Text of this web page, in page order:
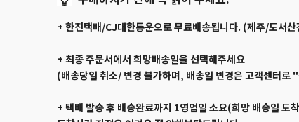
+ 한진택배/CJ대한통운으로 무료배송됩니다. (제주/도서산
+ 최종 주문서에서 희망배송일을 선택해주세요
(배송당일 취소/ 변경 불가하며, 배송일 변경은 고객센터로
+ 택배 발송 후 배송완료까지 1영업일 소요(희망 배송일 도